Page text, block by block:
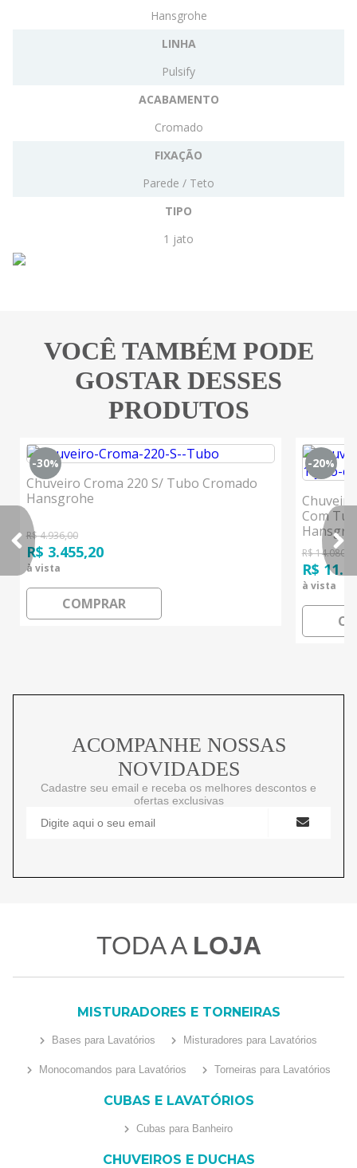
Hansgrohe
LINHA
Pulsify
ACABAMENTO
Cromado
FIXAÇÃO
Parede / Teto
TIPO
1 jato
VOCÊ TAMBÉM PODE
GOSTAR DESSES
PRODUTOS
-30%
Chuveiro Croma 220 S/ Tubo Cromado
Hansgrohe
R$ 4.936,00
R$ 3.455,20
à vista
COMPRAR
-20%
Com
R$
R$
à vista
ACOMPANHE NOSSAS
NOVIDADES
Cadastre seu email e receba os melhores descontos e
ofertas exclusivas
TODA A LOJA
MISTURADORES E TORNEIRAS
Bases para Lavatórios Misturadores para Lavatórios
Monocomandos para Lavatórios Torneiras para Lavatórios
CUBAS E LAVATÓRIOS
Cubas para Banheiro
CHUVEIROS E DUCHAS